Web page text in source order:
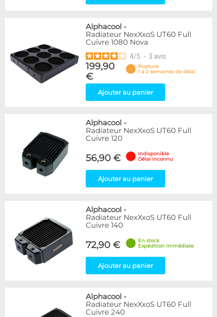
Alphacool -
Radiateur NexXxoS UT60 Full
Cuivre 1080 Nova
4/5 - 3 avis
199,90
€
Rupture
1 à 2 semaines de délai
Ajouter au panier
Alphacool -
Radiateur NexXxoS UT60 Full
Cuivre 120
56,90 €
Indisponible
Délai inconnu
Ajouter au panier
Alphacool -
Radiateur NexXxoS UT60 Full
Cuivre 140
72,90 €
En stock
Expédition immédiate
Ajouter au panier
Alphacool -
Radiateur NexXxoS UT60 Full
Cuivre 240